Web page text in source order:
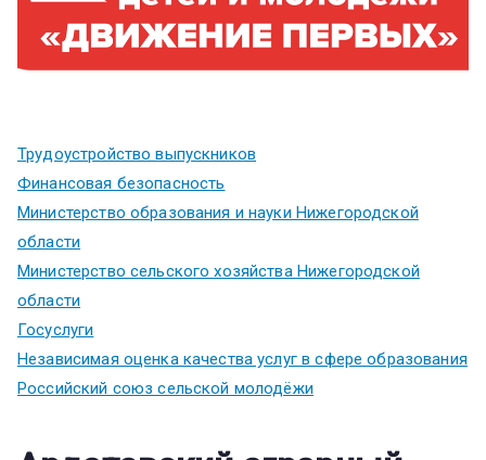
Трудоустройство выпускников
Финансовая безопасность
Министерство образования и науки Нижегородской
области
Министерство сельского хозяйства Нижегородской
области
Госуслуги
Независимая оценка качества услуг в сфере образования
Российский союз сельской молодёжи